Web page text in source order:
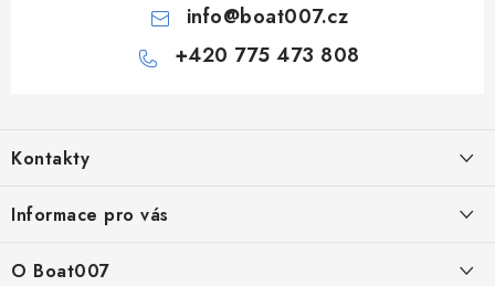
info@boat007.cz
+420 775 473 808
p
a
Kontakty
+420 775 473 808
PŘÍJEM/VÝDEJ/SERVIS zakázek
Informace pro vás
O Boat007